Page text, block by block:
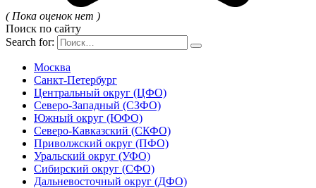
( Пока оценок нет )
Поиск по сайту
Search for:
Москва
Санкт-Петербург
Центральный округ (ЦФО)
Северо-Западный (СЗФО)
Южный округ (ЮФО)
Северо-Кавказский (СКФО)
Приволжский округ (ПФО)
Уральский округ (УФО)
Сибирский округ (СФО)
Дальневосточный округ (ДФО)